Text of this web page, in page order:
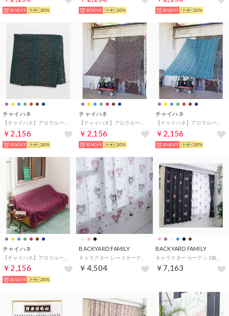
30%OFF 20% 30%OFF 20% 30%OFF 20%
チャイハネ
￥2,156
30%OFF 20%
チャイハネ
￥2,156
30%OFF 20%
チャイハネ
￥2,156
30%OFF 20%
チャイハネ
￥2,156
30%OFF 20%
BACKYARD FAMILY
￥4,504
BACKYARD FAMILY
￥7,163